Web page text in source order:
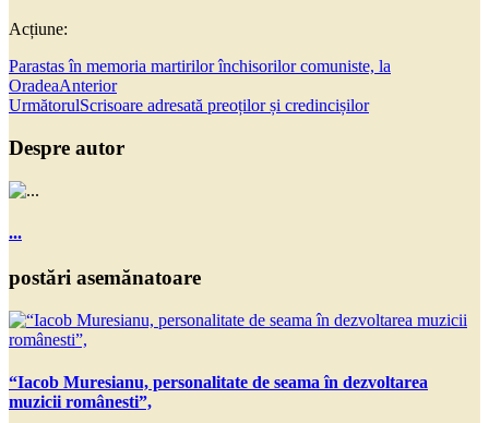
Acțiune:
Parastas în memoria martirilor închisorilor comuniste, la
OradeaAnterior
UrmătorulScrisoare adresată preoților și credincișilor
Despre autor
...
postări asemănatoare
“Iacob Muresianu, personalitate de seama în dezvoltarea
muzicii românesti”,